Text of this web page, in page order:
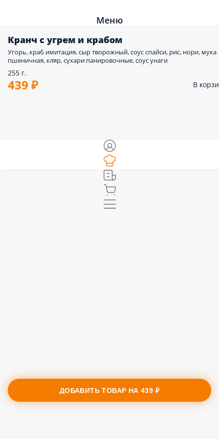
Меню
Кранч с угрем и крабом
Угорь, краб имитация, сыр творожный, соус спайси, рис, нори, мука
пшеничная, кляр, сухари панировочные, соус унаги
255 г.
439 ₽ В
ДОБАВИТЬ ТОВАР НА439 ₽